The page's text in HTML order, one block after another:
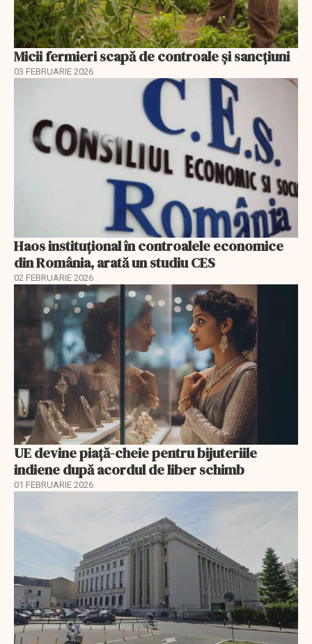
Micii fermieri scapă de controale și sancțiuni
03 FEBRUARIE 2026
Haos instituțional în controalele economice
din România, arată un studiu CES
02 FEBRUARIE 2026
UE devine piață-cheie pentru bijuteriile
indiene după acordul de liber schimb
01 FEBRUARIE 2026